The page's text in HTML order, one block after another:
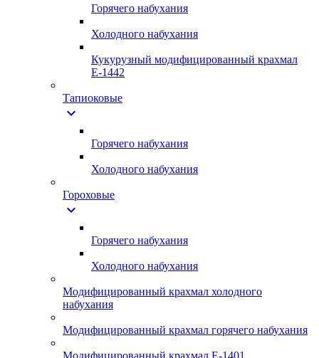
Горячего набухания
Холодного набухания
Кукурузный модифицированный крахмал
Е-1442
Тапиоковые
expand_more
Горячего набухания
Холодного набухания
Гороховые
expand_more
Горячего набухания
Холодного набухания
Модифицированный крахмал холодного
набухания
Модифицированный крахмал горячего набухания